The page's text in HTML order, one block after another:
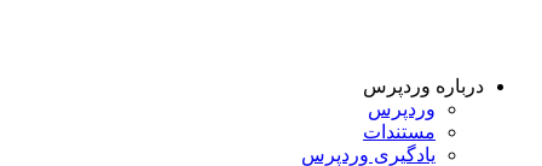
درباره وردپرس
وردپرس
مستندات
یادگیری وردپرس